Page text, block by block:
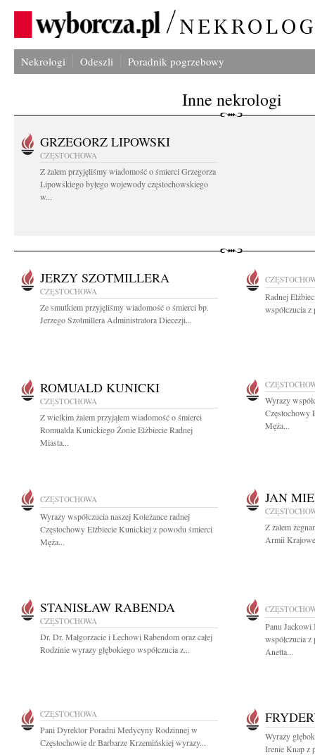
Nekrologi Odeszli Poradnik pogrzebowy
Inne nekrologi
GRZEGORZ LIPOWSKI
CZĘSTOCHOWA
Z żalem przyjęliśmy wiadomość o śmierci Grzegorza
Lipowskiego byłego wojewody częstochowskiego
w...
JERZY SZOTMILLERA
CZĘSTOCHOWA
Ze smutkiem przyjęliśmy wiadomość o śmierci bp.
Jerzego Szotmillera Administratora Diecezji...
Radnej
współczucia
ROMUALD KUNICKI
CZĘSTOCHOWA
Z wielkim żalem przyjąłem wiadomość o śmierci
Romualda Kunickiego Żonie Elżbiecie Radnej
Miasta...
Wyrazy
Częstochowy
Męża...
CZĘSTOCHOWA
Wyrazy współczucia naszej Koleżance radnej
Częstochowy Elżbiecie Kunickiej z powodu śmierci
Męża...
JAN
Z żalem
Armii
STANISŁAW RABENDA
CZĘSTOCHOWA
Dr. Dr. Małgorzacie i Lechowi Rabendom oraz całej
Rodzinie wyrazy głębokiego współczucia z...
Panu Jackowi
współczucia
Anetta...
CZĘSTOCHOWA
Pani Dyrektor Poradni Medycyny Rodzinnej w
Częstochowie dr Barbarze Krzemińskiej wyrazy...
Wyrazy
Irenie Knap z